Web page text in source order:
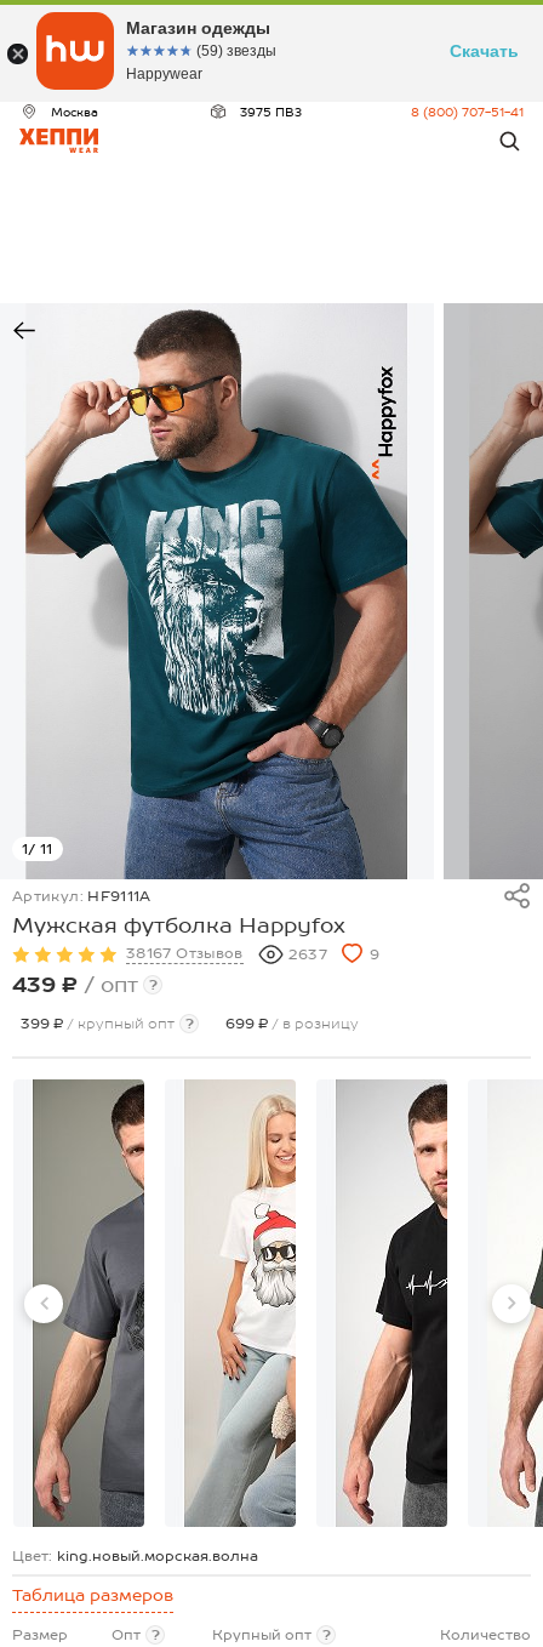
Москва 3975 ПВЗ 8 (800) 707-51-41
1/ 11
Артикул: HF9111A
Мужская футболка Happyfox
38167 Отзывов 2637 9
439 ₽ / опт ?
399 ₽ / крупный опт ? 699 ₽ / в розницу
Цвет: king.новый.морская.волна
Таблица размеров
Размер Опт ? Крупный опт ? Количество
Магазин одежды
☆☆☆☆☆
★★★★★ (59) звезды
Happywear
Скачать